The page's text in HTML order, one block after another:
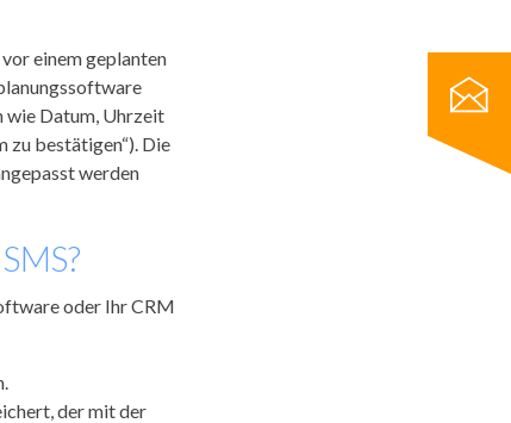
einem geplanten
wie Datum, Uhrzeit
zu bestätigen“). Die
werden
oder Ihr CRM
der mit der